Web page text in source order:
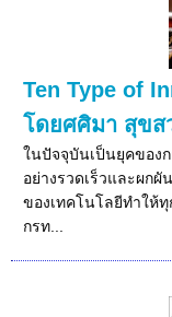
Ten Type of
โดยศศิมา สุขส
ในปัจจุบันเป็นยุคของ
อย่างรวดเร็วและผกผั
ของเทคโนโลยีทำให้
กรท...